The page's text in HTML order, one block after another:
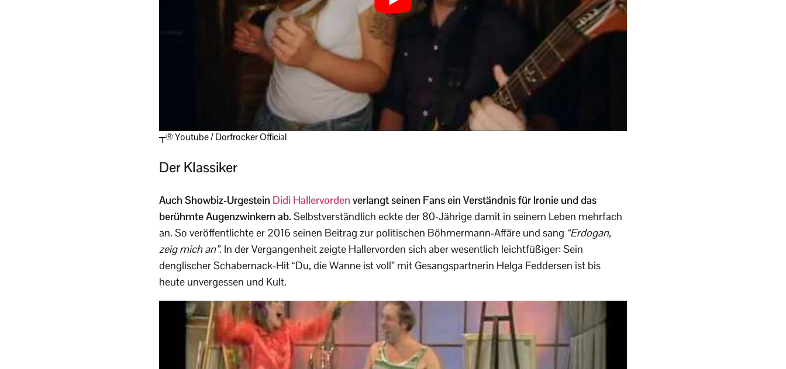
┬® Youtube / Dorfrocker Official
Der Klassiker
Auch Showbiz-Urgestein Didi Hallervorden verlangt seinen Fans ein Verständnis für Ironie und das
berühmte Augenzwinkern ab. Selbstverständlich eckte der 80-Jährige damit in seinem Leben mehrfach
an. So veröffentlichte er 2016 seinen Beitrag zur politischen Böhmermann-Affäre und sang “Erdogan,
zeig mich an”. In der Vergangenheit zeigte Hallervorden sich aber wesentlich leichtfüßiger: Sein
denglischer Schabernack-Hit “Du, die Wanne ist voll” mit Gesangspartnerin Helga Feddersen ist bis
heute unvergessen und Kult.